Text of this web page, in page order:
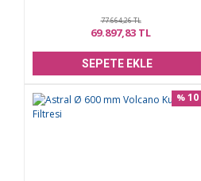
77.664,26 TL
69.897,83 TL
SEPETE EKLE
% 10